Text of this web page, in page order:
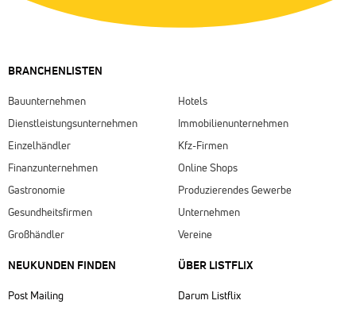
BRANCHENLISTEN
Bauunternehmen
Dienstleistungsunternehmen
Einzelhändler
Finanzunternehmen
Gastronomie
Gesundheitsfirmen
Großhändler
Hotels
Immobilienunternehmen
Kfz-Firmen
Online Shops
Produzierendes Gewerbe
Unternehmen
Vereine
NEUKUNDEN FINDEN
Post Mailing
ÜBER LISTFLIX​
Darum Listflix